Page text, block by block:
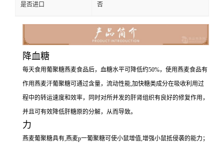
是否进口 否
降血糖
每天食用葡聚糖燕麦食品后，血糖水平可降低约50%，使用燕麦食品有
作用燕麦汗葡聚糖可通过含量，流动性能,加快糖类成分在吸收利用过
程中的转运速度和效率，同时对所并发的肝肾组织有良好的修复作用，
并且可有效降低肝糖原的分解，从而导致。
力
燕麦葡聚糖具有,燕麦p一葡聚糖可使小鼠增值,增强小鼠抵侵袭的能力；